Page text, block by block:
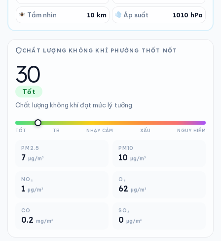
Tầm nhìn 10 km Áp suất 1010 hPa
CHẤT LƯỢNG KHÔNG KHÍ PHƯỜNG THỐT NỐT
30
Tốt
Chất lượng không khí đạt mức lý tưởng.
TỐT TB NHẠY CẢM XẤU NGUY HIỂM
PM2.5
7 µg/m³
PM10
10 µg/m³
NO₂
1 µg/m³
O₃
62 µg/m³
CO
0.2 mg/m³
SO₂
0 µg/m³